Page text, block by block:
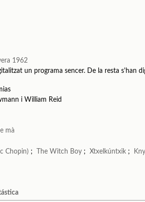
1962
un programa sencer. De la resta s'han
i William Reid
mà
Chopin) ; The Witch Boy ; Xtxelkúntxik ;